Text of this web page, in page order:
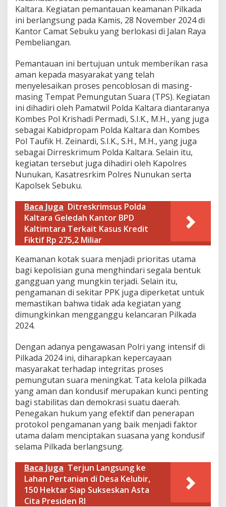
i
b
m
a
s
c
a
P
e
m
u
n
g
t
a
n
a
r
a
d
i
K
e
a
m
a
t
a
n
b
u
k
u
K
a
b
u
p
a
t
e
N
n
u
Kaltara. Kegiatan pemantauan keamanan Pilkada
ini berlangsung pada Kamis, 28 November 2024 di
Kantor Camat Sebuku yang berlokasi di Jalan Raya
Pembeliangan.
Pemantauan ini bertujuan untuk memberikan rasa
aman kepada masyarakat yang telah
menyelesaikan proses pencoblosan di masing-
masing Tempat Pemungutan Suara (TPS). Kegiatan
ini dihadiri oleh Pamatwil Polda Kaltara diantaranya
Kombes Pol Krishadi Permadi, S.I.K., M.H., yang juga
sebagai Kabidpropam Polda Kaltara dan Kombes
Pol Taufik H. Zeinardi, S.I.K., S.H., M.H., yang juga
sebagai Dirreskrimum Polda Kaltara. Selain itu,
kegiatan tersebut juga dihadiri oleh Kapolres
Nunukan, Kasatresrkim Polres Nunukan serta
Kapolsek Sebuku.
Baca Juga Ditreskrimsus Polda
Kaltara Geledah Kantor BPD
Kaltimtara Terkait Kasus Kredit
Fiktif Rp 275,2 Miliar
Keamanan kotak suara menjadi prioritas utama
bagi kepolisian guna menghindari segala bentuk
gangguan yang mungkin terjadi. Selain itu,
pengamanan di sekitar PPK juga diperketat untuk
memastikan bahwa tidak ada kegiatan yang
dimungkinkan mengganggu kelancaran Pilkada
2024.
Dengan adanya pengawasan Polri yang intensif di
Pilkada 2024 ini, diharapkan kepercayaan
masyarakat terhadap integritas proses
pemungutan suara meningkat. Tata kelola pilkada
yang aman dan kondusif merupakan kunci penting
bagi stabilitas dan demokrasi suatu daerah.
Penegakan hukum yang efektif dan penerapan
protokol pengamanan yang baik menjadi faktor
utama dalam menciptakan suasana yang kondusif
selama Pilkada berlangsung.
Baca Juga Terjun Langsung ke
Lahan Pertanian di Desa Kelubir,
150 Hektar Siap Sukseskan Asta
Cita Presiden RI